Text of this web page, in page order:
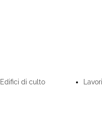
Edifici di culto